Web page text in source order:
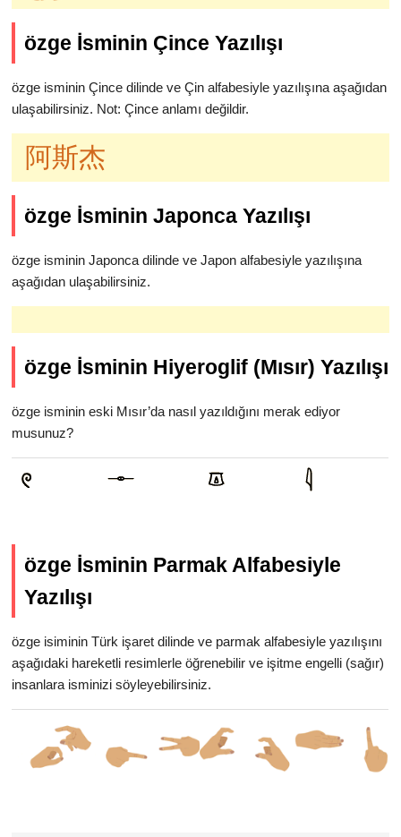
özge İsminin Çince Yazılışı
özge isminin Çince dilinde ve Çin alfabesiyle yazılışına aşağıdan
ulaşabilirsiniz. Not: Çince anlamı değildir.
阿斯杰
özge İsminin Japonca Yazılışı
özge isminin Japonca dilinde ve Japon alfabesiyle yazılışına
aşağıdan ulaşabilirsiniz.
özge İsminin Hiyeroglif (Mısır) Yazılışı
özge isminin eski Mısır’da nasıl yazıldığını merak ediyor
musunuz?
özge İsminin Parmak Alfabesiyle
Yazılışı
özge isiminin Türk işaret dilinde ve parmak alfabesiyle yazılışını
aşağıdaki hareketli resimlerle öğrenebilir ve işitme engelli (sağır)
insanlara isminizi söyleyebilirsiniz.